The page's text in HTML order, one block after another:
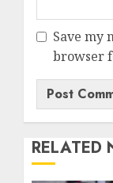
Save my
browser
RELATED